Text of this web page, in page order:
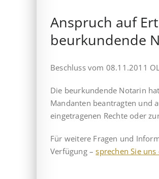
Anspruch auf
beurkundende
Beschluss vom 08.11.2011
Die beurkundende Notarin
Mandanten beantragten und
eingetragenen Rechte oder
Für weitere Fragen und
Verfügung –sprechen Sie